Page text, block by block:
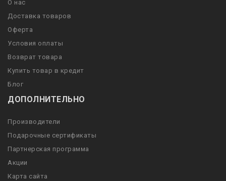
О нас
Доставка товаров
Оферта
Условия оплаты
Возврат товара
Купить товар в кредит
Блог
ДОПОЛНИТЕЛЬНО
Производители
Подарочные сертификаты
Партнерская программа
Акции
Карта сайта